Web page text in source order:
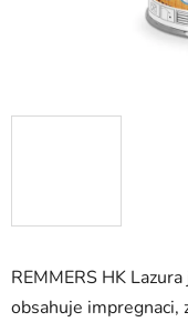
REMMERS HK
obsahuje impregnaci,